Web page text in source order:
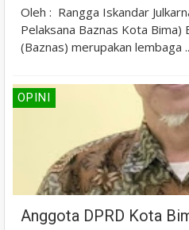
Oleh : Rangga Iskandar
Pelaksana Baznas Kota Bima)
(Baznas) merupakan lembaga
OPINI
Anggota DPRD Kota